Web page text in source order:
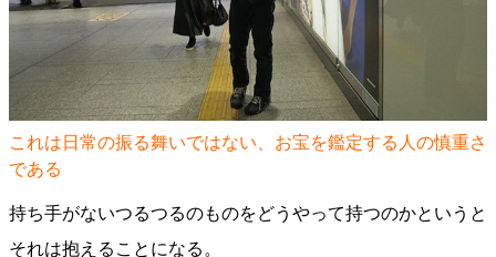
これは日常の振る舞いではない、お宝を鑑定する人の慎重さ
である
持ち手がないつるつるのものをどうやって持つのかというと
それは抱えることになる。